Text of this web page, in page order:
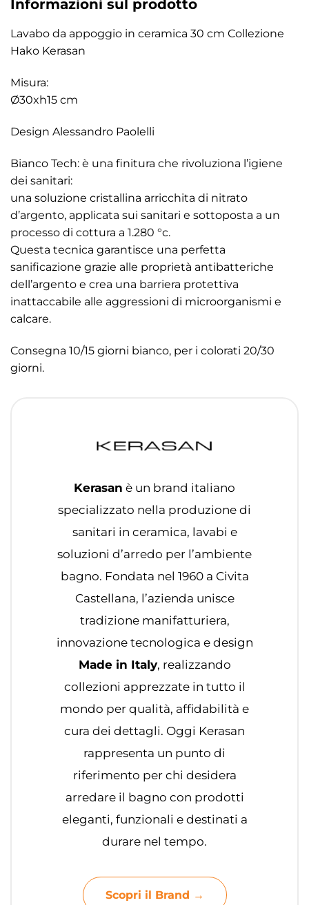
Informazioni sul prodotto
Lavabo da appoggio in ceramica 30 cm Collezione
Hako Kerasan
Misura:
Ø30xh15 cm
Design Alessandro Paolelli
Bianco Tech: è una finitura che rivoluziona l’igiene
dei sanitari:
una soluzione cristallina arricchita di nitrato
d’argento, applicata sui sanitari e sottoposta a un
processo di cottura a 1.280 °c.
Questa tecnica garantisce una perfetta
sanificazione grazie alle proprietà antibatteriche
dell’argento e crea una barriera protettiva
inattaccabile alle aggressioni di microorganismi e
calcare.
Consegna 10/15 giorni bianco, per i colorati 20/30
giorni.
Kerasan è un brand italiano
specializzato nella produzione di
sanitari in ceramica, lavabi e
soluzioni d’arredo per l’ambiente
bagno. Fondata nel 1960 a Civita
Castellana, l’azienda unisce
tradizione manifatturiera,
innovazione tecnologica e design
Made in Italy, realizzando
collezioni apprezzate in tutto il
mondo per qualità, affidabilità e
cura dei dettagli. Oggi Kerasan
rappresenta un punto di
riferimento per chi desidera
arredare il bagno con prodotti
eleganti, funzionali e destinati a
durare nel tempo.
Scopri il Brand →